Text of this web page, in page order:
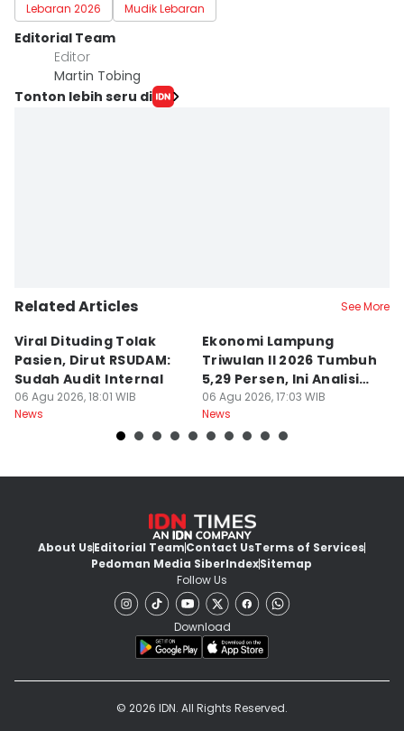
Lebaran 2026
Mudik Lebaran
Editorial Team
Editor
Martin Tobing
Tonton lebih seru di
Related Articles See More
Viral Dituding Tolak
Pasien, Dirut RSUDAM:
Sudah Audit Internal
06 Agu 2026, 18:01 WIB
News
Ekonomi Lampung
Triwulan II 2026 Tumbuh
5,29 Persen, Ini Analisis
BI
06 Agu 2026, 17:03 WIB
News
About UsEditorial TeamContact UsTerms of Services
Pedoman Media SiberIndexSitemap
Follow Us
Download
© 2026 IDN. All Rights Reserved.